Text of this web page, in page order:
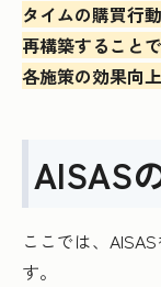
タイムの購買行
再構築すること
各施策の効果向
AISAS
ここでは、
す。